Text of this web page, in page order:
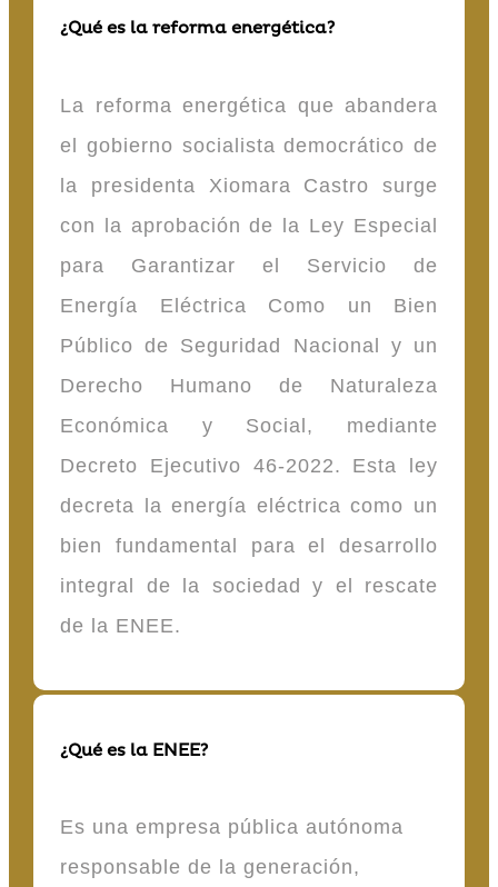
¿Qué es la reforma energética?
La reforma energética que abandera
el gobierno socialista democrático de
la presidenta Xiomara Castro surge
con la aprobación de la Ley Especial
para Garantizar el Servicio de
Energía Eléctrica Como un Bien
Público de Seguridad Nacional y un
Derecho Humano de Naturaleza
Económica y Social, mediante
Decreto Ejecutivo 46-2022. Esta ley
decreta la energía eléctrica como un
bien fundamental para el desarrollo
integral de la sociedad y el rescate
de la ENEE.
¿Qué es la ENEE?
Es una empresa pública autónoma
responsable de la generación,